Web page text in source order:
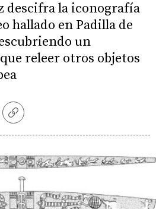
descifra la iconografía
hallado en Padilla de
un
releer otros objetos
Copiar